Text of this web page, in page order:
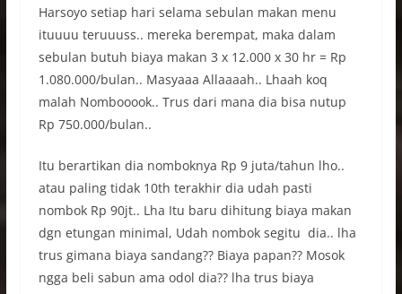
Harsoyo setiap hari selama sebulan makan menu
ituuuu teruuuss.. mereka berempat, maka dalam
sebulan butuh biaya makan 3 x 12.000 x 30 hr = Rp
1.080.000/bulan.. Masyaaa Allaaaah.. Lhaah koq
malah Nombooook.. Trus dari mana dia bisa nutup
Rp 750.000/bulan..
Itu berartikan dia nomboknya Rp 9 juta/tahun lho..
atau paling tidak 10th terakhir dia udah pasti
nombok Rp 90jt.. Lha Itu baru dihitung biaya makan
dgn etungan minimal, Udah nombok segitu dia.. lha
trus gimana biaya sandang?? Biaya papan?? Mosok
ngga beli sabun ama odol dia?? lha trus biaya